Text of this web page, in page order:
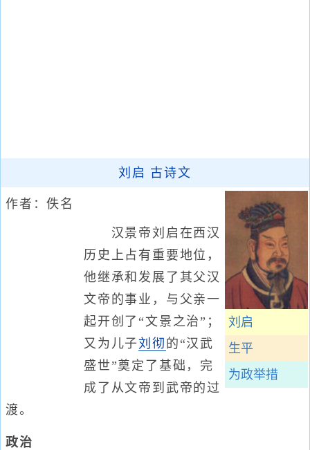
刘启 古诗文
刘启
生平
为政举措
作者：佚名
汉景帝刘启在西汉
历史上占有重要地位，
他继承和发展了其父汉
文帝的事业，与父亲一
起开创了“文景之治”；
又为儿子刘彻 的“汉武
盛世”奠定了基础，完
成了从文帝到武帝的过
渡。
政治